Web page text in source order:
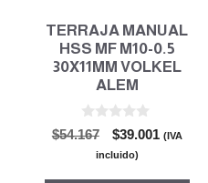
TERRAJA MANUAL
HSS MF M10-0.5
30X11MM VOLKEL
ALEM
0
d
$54.167
El
precio
$39.001El(IVA
incluido)